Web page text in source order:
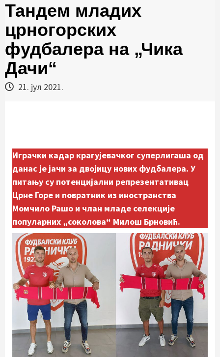
Тандем младих
црногорских
фудбалера на „Чика
Дачи“
21. јул 2021.
Играчки кадар крагујевачког суперлигаша од
данас је јачи за двојицу нових фудбалера. У
питању су потенцијални репрезентативац
Црне Горе и повратник из иностранства
Момчило Рашо и члан младе селекције
популарних „соколова“ Милош Брновић.